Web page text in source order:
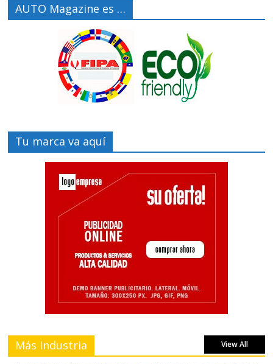
AUTO Magazine es …
Tu marca va aquí
Más Industria View All